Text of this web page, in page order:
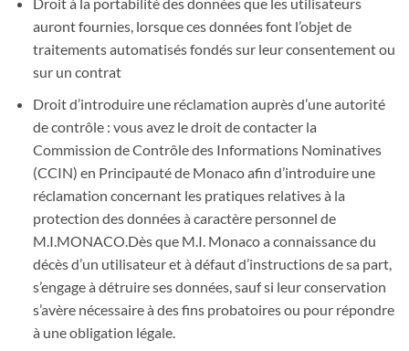
Droit à la portabilité des données que les utilisateurs
auront fournies, lorsque ces données font l’objet de
traitements automatisés fondés sur leur consentement ou
sur un contrat
Droit d’introduire une réclamation auprès d’une autorité
de contrôle : vous avez le droit de contacter la
Commission de Contrôle des Informations Nominatives
(CCIN) en Principauté de Monaco afin d’introduire une
réclamation concernant les pratiques relatives à la
protection des données à caractère personnel de
M.I.MONACO.Dès que M.I. Monaco a connaissance du
décès d’un utilisateur et à défaut d’instructions de sa part,
s’engage à détruire ses données, sauf si leur conservation
s’avère nécessaire à des fins probatoires ou pour répondre
à une obligation légale.